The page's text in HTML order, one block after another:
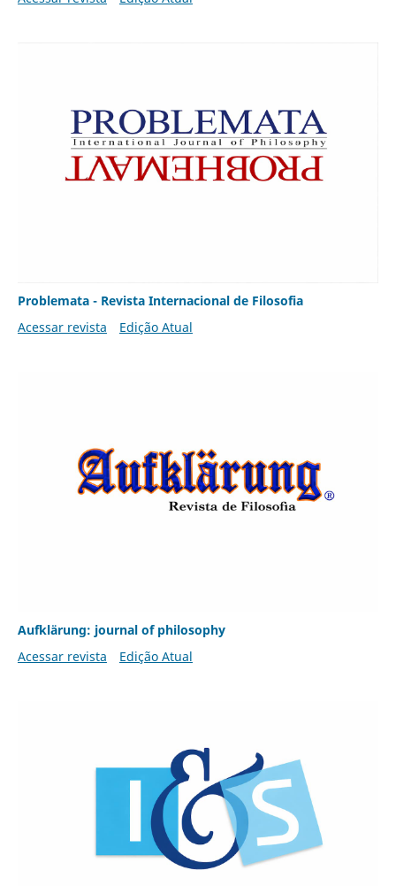
Problemata - Revista Internacional de Filosofia
Acessar revista
Edição Atual
Aufklärung: journal of philosophy
Acessar revista
Edição Atual